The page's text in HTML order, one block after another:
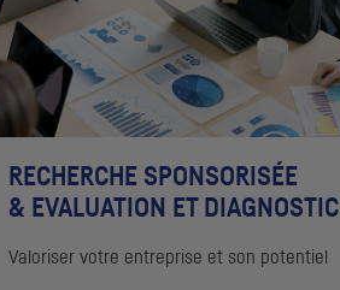
RECHERCHE SPONSORISÉE
& EVALUATION ET DIAGNOSTIC
Valoriser votre entreprise et son potentiel